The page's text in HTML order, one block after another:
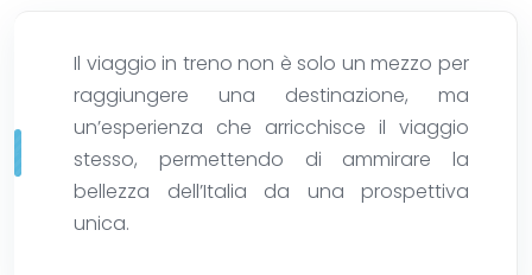
Il viaggio in treno non è solo un mezzo per
raggiungere una destinazione, ma
un’esperienza che arricchisce il viaggio
stesso, permettendo di ammirare la
bellezza dell’Italia da una prospettiva
unica.